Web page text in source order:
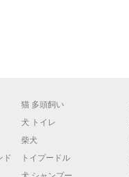
猫 多頭飼い
犬 トイレ
柴犬
ド
トイプードル
犬 シャンプー